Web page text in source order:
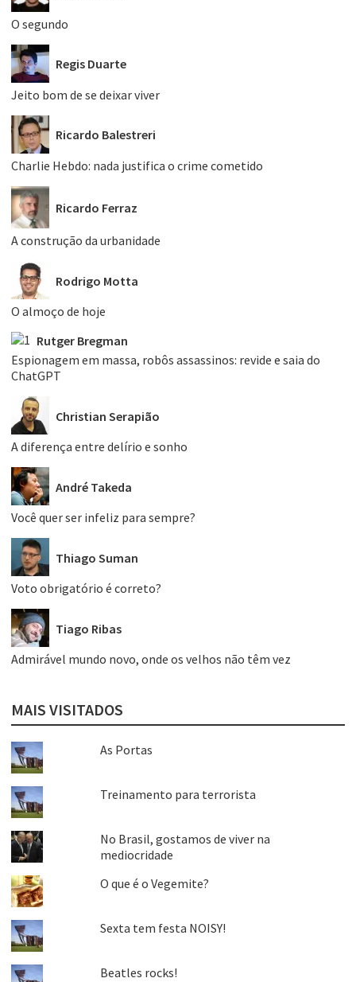
O segundo
Regis Duarte
Jeito bom de se deixar viver
Ricardo Balestreri
Charlie Hebdo: nada justifica o crime cometido
Ricardo Ferraz
A construção da urbanidade
Rodrigo Motta
O almoço de hoje
Rutger Bregman
Espionagem em massa, robôs assassinos: revide e saia do
ChatGPT
Christian Serapião
A diferença entre delírio e sonho
André Takeda
Você quer ser infeliz para sempre?
Thiago Suman
Voto obrigatório é correto?
Tiago Ribas
Admirável mundo novo, onde os velhos não têm vez
MAIS VISITADOS
As Portas
Treinamento para terrorista
No Brasil, gostamos de viver na
mediocridade
O que é o Vegemite?
Sexta tem festa NOISY!
Beatles rocks!